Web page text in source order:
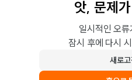
앗, 문제
일시적인 오
잠시 후에 다시
새로